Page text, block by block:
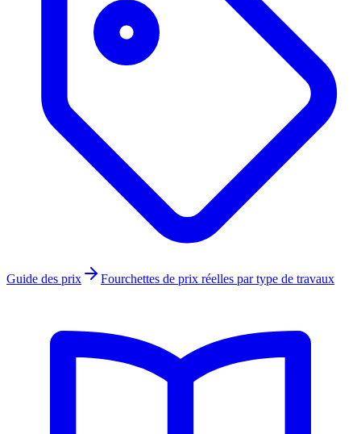
Guide des prix Fourchettes de prix réelles par type de travaux